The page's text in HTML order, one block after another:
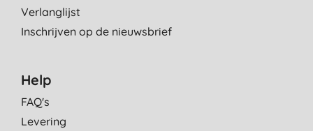
Verlanglijst
Inschrijven op de nieuwsbrief
Help
FAQ's
Levering